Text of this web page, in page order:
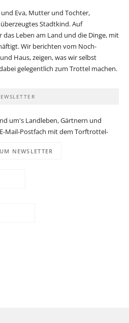
Eva, Mutter und Tochter,
Stadtkind. Auf
Leben am Land und die Dinge, mit
Wir berichten vom Noch-
Haus, zeigen, was wir selbst
gelegentlich zum Trottel machen.
um's Landleben, Gärtnern und
Mail-Postfach mit dem Torftrottel-
NEWSLETTER